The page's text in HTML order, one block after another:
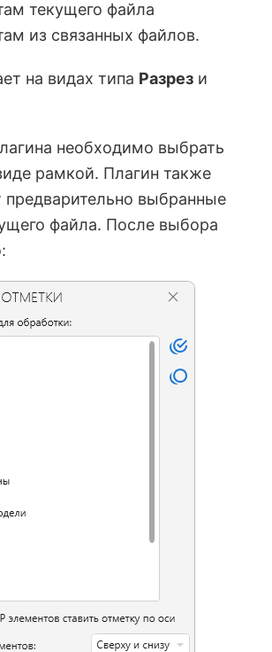
текущего файла
из связанных файлов.
на видах типа Разрез и
необходимо выбрать
рамкой. Плагин также
предварительно выбранные
файла. После выбора